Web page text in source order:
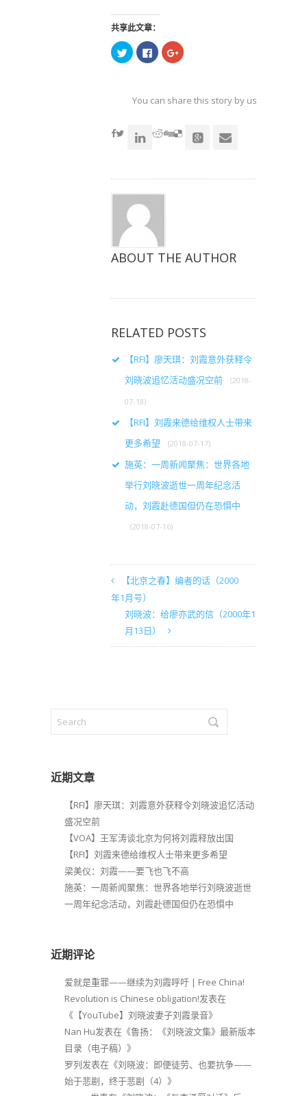
共享此文章：
点
击
共
享
窗
口
点
击
共
享
窗
口
点
击
共
享
窗
口
You can share this story by using your
ABOUT THE AUTHOR
RELATED POSTS
【RFI】廖天琪：刘霞意外获释令
刘晓波追忆活动盛况空前
(2018-
07-18)
【RFI】刘霞来德给维权人士带来
更多希望
(2018-07-17)
施英：一周新闻聚焦：世界各地
举行刘晓波逝世一周年纪念活
动，刘霞赴德国但仍在恐惧中
(2018-07-16)
【北京之春】编者的话（2000
年1月号）
刘晓波：给廖亦武的信（2000年1
月13日）
近期文章
【RFI】廖天琪：刘霞意外获释令刘晓波追忆活动
盛况空前
【VOA】王军涛谈北京为何将刘霞释放出国
【RFI】刘霞来德给维权人士带来更多希望
梁美仪：刘霞——要飞也飞不高
施英：一周新闻聚焦：世界各地举行刘晓波逝世
一周年纪念活动，刘霞赴德国但仍在恐惧中
近期评论
爱就是重罪——继续为刘霞呼吁 | Free China!
Revolution is Chinese obligation!发表在
《 【YouTube】刘晓波妻子刘霞录音》
Nan Hu发表在《鲁扬：《刘晓波文集》最新版本
目录（电子稿） 》
罗列发表在《刘晓波：即便徒劳、也要抗争——
始于悲剧，终于悲剧（4） 》